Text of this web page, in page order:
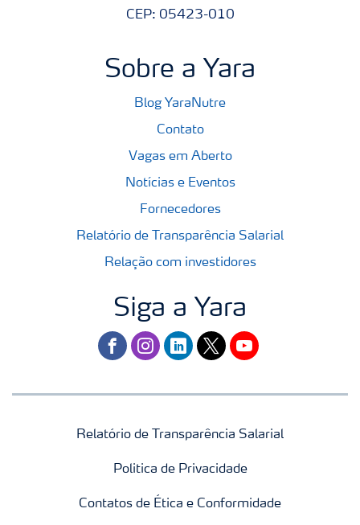
CEP: 05423-010
Sobre a Yara
Blog YaraNutre
Contato
Vagas em Aberto
Notícias e Eventos
Fornecedores
Relatório de Transparência Salarial
Relação com investidores
Siga a Yara
facebookinstagram
linkedintwitteryoutube
Relatório de Transparência Salarial
Politica de Privacidade
Contatos de Ética e Conformidade